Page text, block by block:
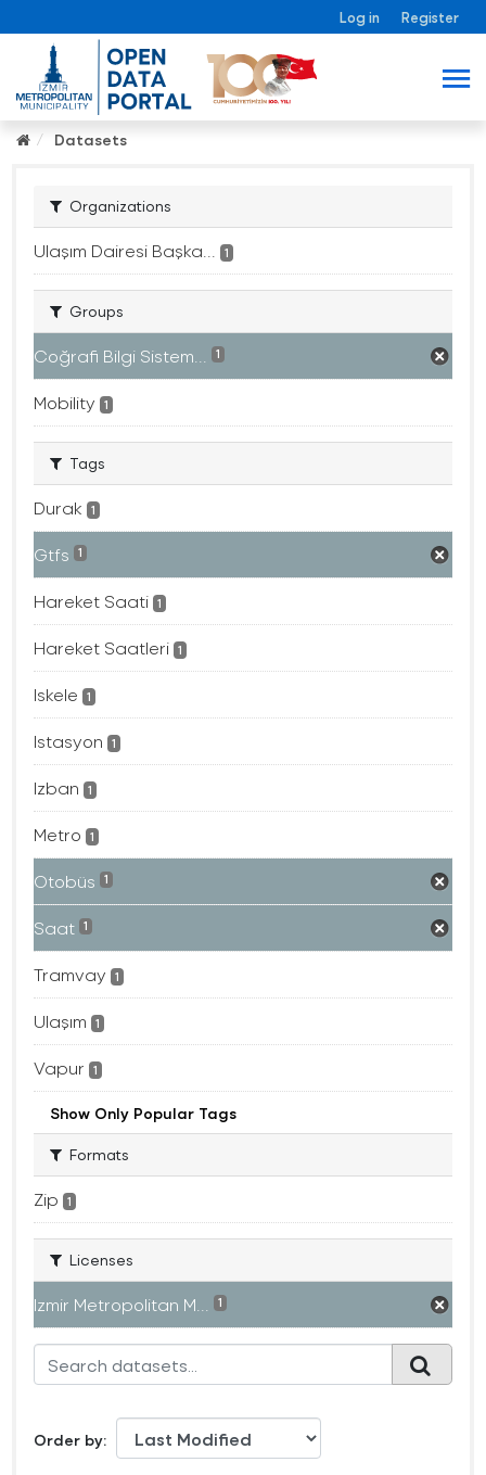
Log in Register
Datasets
Organizations
Ulaşım Dairesi Başka... 1
Groups
Coğrafi Bilgi Sistem... 1
Mobility 1
Tags
Durak 1
Gtfs 1
Hareket Saati 1
Hareket Saatleri 1
Iskele 1
Istasyon 1
Izban 1
Metro 1
Otobüs 1
Saat 1
Tramvay 1
Ulaşım 1
Vapur 1
Show Only Popular Tags
Formats
Zip 1
Licenses
Izmir Metropolitan M... 1
Order by